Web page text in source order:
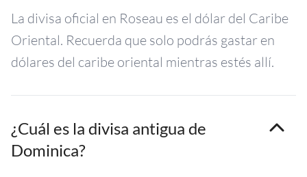
La divisa oficial en Roseau es el dólar del Caribe
Oriental. Recuerda que solo podrás gastar en
dólares del caribe oriental mientras estés allí.
¿Cuál es la divisa antigua de
Dominica?